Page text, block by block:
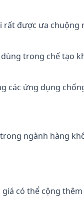
rất được ưa chuộng
dùng trong chế tạo
các ứng dụng
trong ngành hàng
có thể cộng thêm